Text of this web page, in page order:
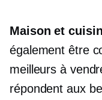
Maison et
également être
meilleurs à
répondent aux